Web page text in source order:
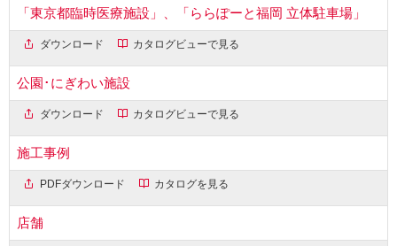
「東京都臨時医療施設」、「ららぽーと福岡 立体駐車場」
ダウンロード カタログビューで見る
公園･にぎわい施設
ダウンロード カタログビューで見る
施工事例
PDFダウンロード カタログを見る
店舗